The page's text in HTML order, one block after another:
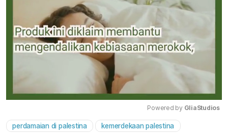
Powered by GliaStudios
perdamaian di palestina kemerdekaan palestina